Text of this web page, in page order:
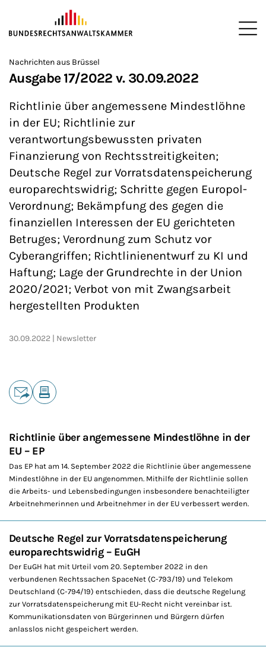
ZUM HAUPTINHALT SPRINGEN
Sie befinden sich hier:
>
Startseite
>
Newsroom
Nachrichten aus Brüssel
Ausgabe 17/2022 v. 30.09.2022
Richtlinie über angemessene Mindestlöhne
in der EU; Richtlinie zur
verantwortungsbewussten privaten
Finanzierung von Rechtsstreitigkeiten;
Deutsche Regel zur Vorratsdatenspeicherung
europarechtswidrig; Schritte gegen Europol-
Verordnung; Bekämpfung des gegen die
finanziellen Interessen der EU gerichteten
Betruges; Verordnung zum Schutz vor
Cyberangriffen; Richtlinienentwurf zu KI und
Haftung; Lage der Grundrechte in der Union
2020/2021; Verbot von mit Zwangsarbeit
hergestellten Produkten
30.09.2022 Newsletter
Teilen
Richtlinie über angemessene Mindestlöhne in der
EU – EP
Das EP hat am 14. September 2022 die Richtlinie über angemessene
Mindestlöhne in der EU angenommen. Mithilfe der Richtlinie sollen
die Arbeits- und Lebensbedingungen insbesondere benachteiligter
Arbeitnehmerinnen und Arbeitnehmer in der EU verbessert werden.
Deutsche Regel zur Vorratsdatenspeicherung
europarechtswidrig – EuGH
Der EuGH hat mit Urteil vom 20. September 2022 in den
verbundenen Rechtssachen SpaceNet (C-793/19) und Telekom
Deutschland (C-794/19) entschieden, dass die deutsche Regelung
zur Vorratsdatenspeicherung mit EU-Recht nicht vereinbar ist.
Kommunikationsdaten von Bürgerinnen und Bürgern dürfen
anlasslos nicht gespeichert werden.